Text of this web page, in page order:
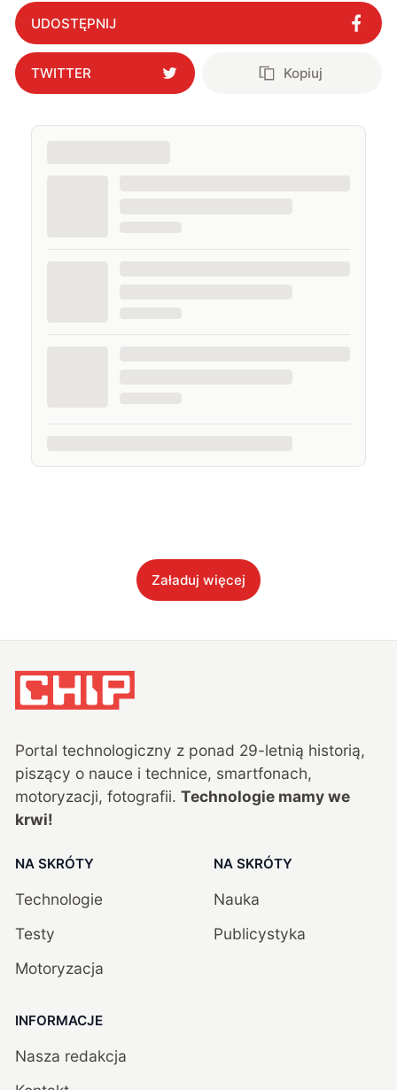
UDOSTĘPNIJ
TWITTER Kopiuj
Załaduj więcej
Portal technologiczny z ponad 29-letnią historią,
piszący o nauce i technice, smartfonach,
motoryzacji, fotografii. Technologie mamy we
krwi!
NA SKRÓTY
Technologie
Testy
Motoryzacja
NA SKRÓTY
Nauka
Publicystyka
INFORMACJE
Nasza redakcja